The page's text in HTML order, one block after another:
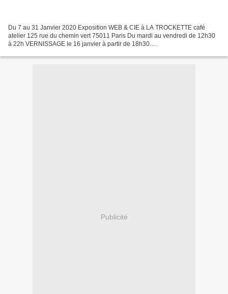
Du 7 au 31 Janvier 2020 Exposition WEB & CIE à LA TROCKETTE café
atelier 125 rue du chemin vert 75011 Paris Du mardi au vendredi de 12h30
à 22h VERNISSAGE le 16 janvier à partir de 18h30.
Publicité